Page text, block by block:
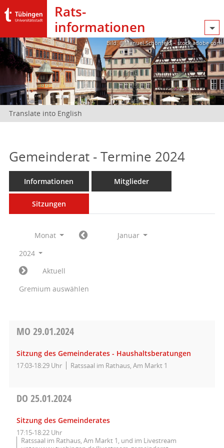
Rats­
informationen
Bild: @Manuel Schönfeld – stock.adobe.com
Translate into English
Gemeinderat - Termine 2024
Informationen Mitglieder
Sitzungen
Monat
Januar
2024
Aktuell
Gremium auswählen
MO 29.01.2024
Sitzung des Gemeinderates - Haushaltsberatungen
17:03-18:29 Uhr Ratssaal im Rathaus, Am Markt 1
DO 25.01.2024
Sitzung des Gemeinderates
17:15-18:22 Uhr
Ratssaal im Rathaus, Am Markt 1, und im Livestream